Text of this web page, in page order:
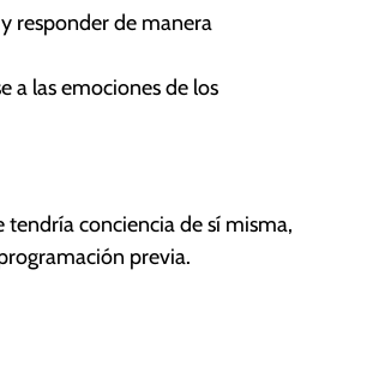
responder de manera
a las emociones de los
conciencia de sí misma,
previa.